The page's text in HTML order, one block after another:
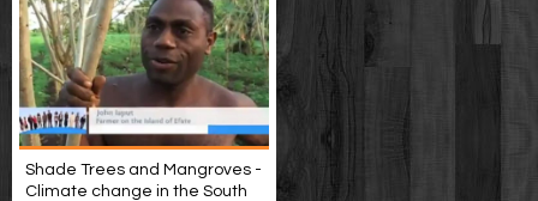
Shade Trees and Mangroves -
Climate change in the South